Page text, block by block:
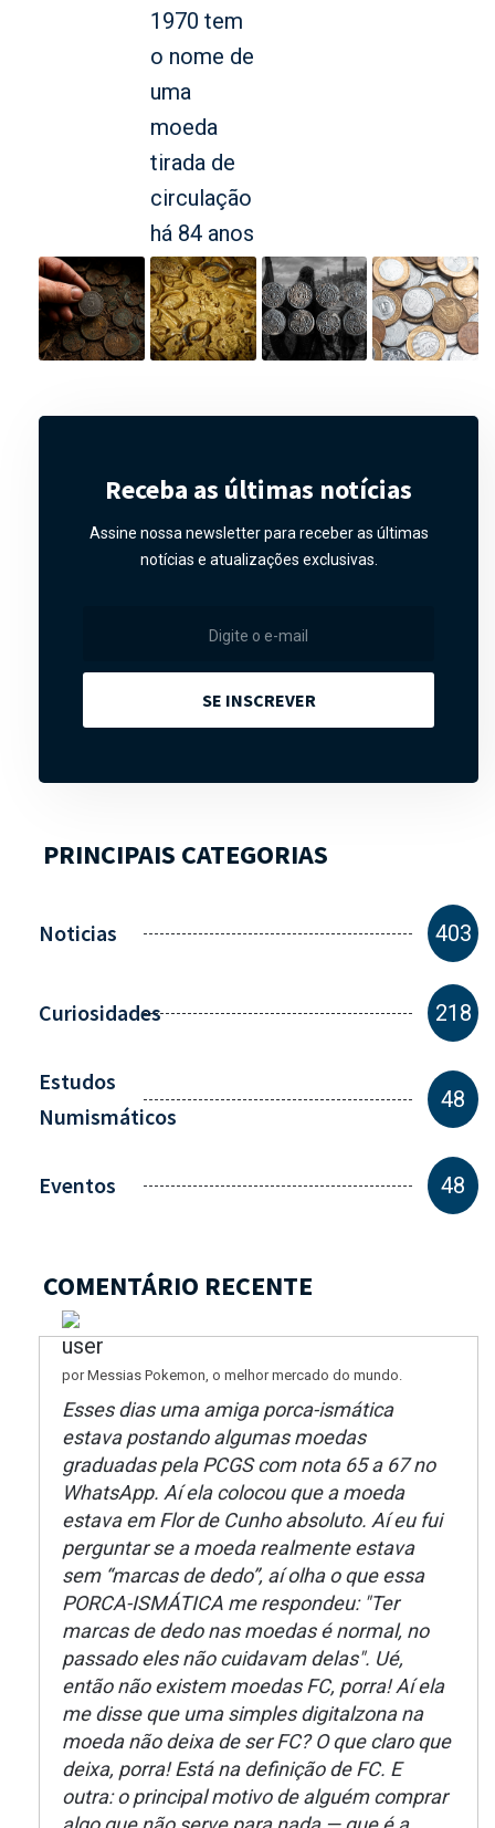
Receba as últimas notícias
Assine nossa newsletter para receber as últimas
notícias e atualizações exclusivas.
SE INSCREVER
PRINCIPAIS CATEGORIAS
Noticias 403
Curiosidades 218
Estudos
Numismáticos
48
Eventos 48
COMENTÁRIO RECENTE
por Messias Pokemon, o melhor mercado do mundo.
Esses dias uma amiga porca-ismática
estava postando algumas moedas
graduadas pela PCGS com nota 65 a 67 no
WhatsApp. Aí ela colocou que a moeda
estava em Flor de Cunho absoluto. Aí eu fui
perguntar se a moeda realmente estava
sem “marcas de dedo”, aí olha o que essa
PORCA-ISMÁTICA me respondeu: "Ter
marcas de dedo nas moedas é normal, no
passado eles não cuidavam delas". Ué,
então não existem moedas FC, porra! Aí ela
me disse que uma simples digitalzona na
moeda não deixa de ser FC? O que claro que
deixa, porra! Está na definição de FC. E
outra: o principal motivo de alguém comprar